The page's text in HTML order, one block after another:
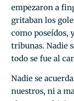
empezaron a
gritaban los
como poseídos,
tribunas. Nadie
todo se fue al
Nadie se
nuestros, ni a